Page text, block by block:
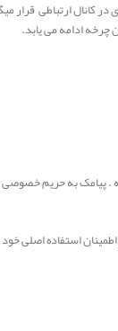
در کانال ارتباطی
چرخه ادامه می یابد.
پیامک به حریم
استفاده اصلی